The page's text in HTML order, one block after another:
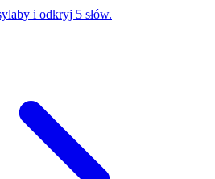
i odkryj 5 słów.